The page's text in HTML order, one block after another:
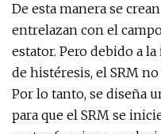
De esta manera se
entrelazan con el
estator. Pero debido a
de histéresis, el SRM
Por lo tanto, se diseña
para que el SRM se